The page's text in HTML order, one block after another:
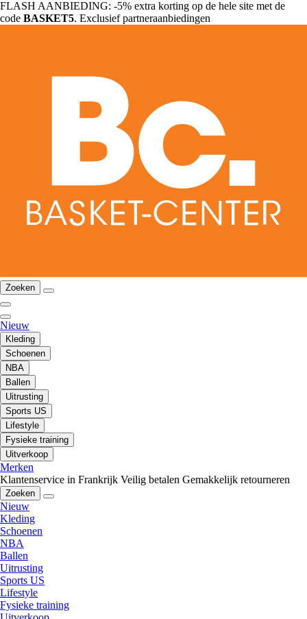
FLASH AANBIEDING: -5% extra korting op de hele site met de
code BASKET5. Exclusief partneraanbiedingen
Zoeken
Nieuw
Kleding
Schoenen
NBA
Ballen
Uitrusting
Sports US
Lifestyle
Fysieke training
Uitverkoop
Merken
Klantenservice in Frankrijk Veilig betalen Gemakkelijk retourneren
Zoeken
Nieuw
Kleding
Schoenen
NBA
Ballen
Uitrusting
Sports US
Lifestyle
Fysieke training